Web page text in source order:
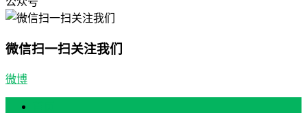
微信扫一扫关注我们
微博